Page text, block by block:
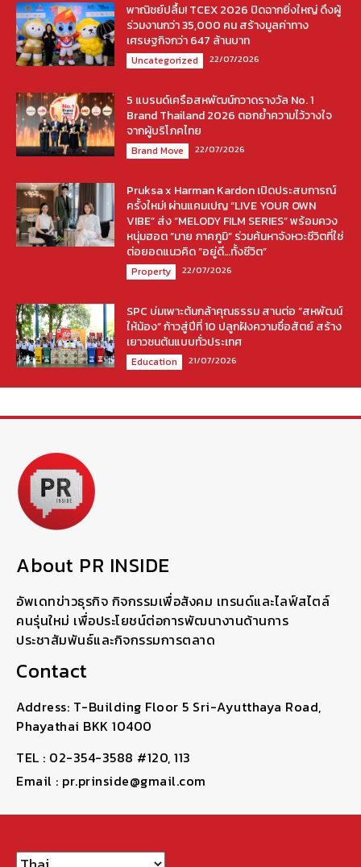
พาณิชย์ปลื้ม! TCEX 2026 ปิดฉากยิ่งใหญ่ ดึงผู้
ร่วมงานกว่า 35,000 คน สร้างมูลค่าทาง
เศรษฐกิจกว่า 647 ล้านบาท
Uncategorized 22/07/2026
5 แบรนด์เครือสหพัฒน์กวาดรางวัล No. 1
Brand Thailand 2026 ตอกย้ำความไว้วางใจ
จากผู้บริโภคไทย
Brand Move 22/07/2026
Pruksa x Harman Kardon เปิดประสบการณ์
ครั้งใหม่! ผ่านแคมเปญ “LIVE YOUR OWN
VIBE” ส่ง “MELODY FILM SERIES” พร้อมควง
หนุ่มฮอต “มาย ภาคภูมิ” ร่วมค้นหาจังหวะชีวิตที่ใช่
ต่อยอดแนวคิด “อยู่ดี…ทั้งชีวิต”
Property 22/07/2026
SPC บ่มเพาะต้นกล้าคุณธรรม สานต่อ “สหพัฒน์
ให้น้อง” ก้าวสู่ปีที่ 10 ปลูกฝังความซื่อสัตย์ สร้าง
เยาวชนต้นแบบทั่วประเทศ
Education 21/07/2026
About PR INSIDE
อัพเดทข่าวธุรกิจ กิจกรรมเพื่อสังคม เทรนด์และไลฟ์สไตล์
คนรุ่นใหม่ เพื่อประโยชน์ต่อการพัฒนางานด้านการ
ประชาสัมพันธ์และกิจกรรมการตลาด
Contact
Address: T-Building Floor 5 Sri-Ayutthaya Road,
Phayathai BKK 10400
TEL : 02-354-3588 #120, 113
Email : pr.prinside@gmail.com